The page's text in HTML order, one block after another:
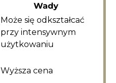
Wady
Może się odkształcać
przy intensywnym
użytkowaniu
Wyższa cena